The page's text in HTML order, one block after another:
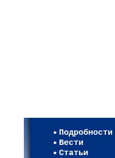
Подробности
Вести
Статьи